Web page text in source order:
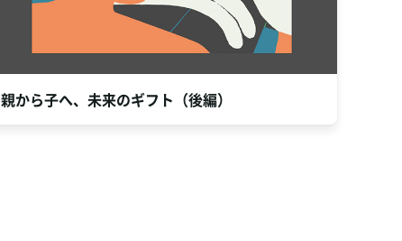
親から子へ、未来のギフト（後編）